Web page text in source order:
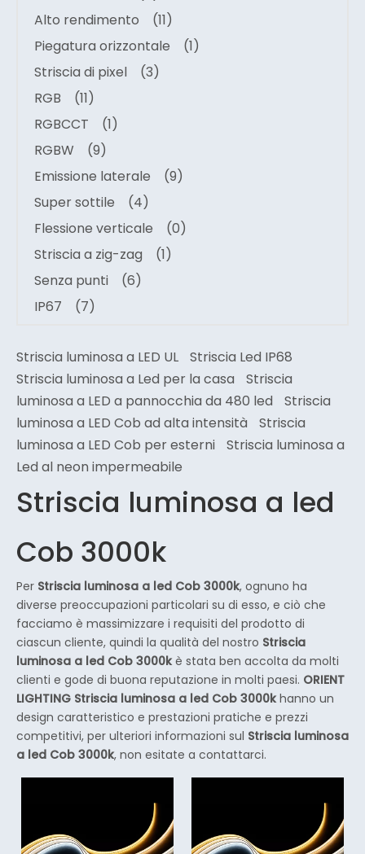
Alto rendimento
(11)
Piegatura orizzontale
(1)
Striscia di pixel
(3)
RGB
(11)
RGBCCT
(1)
RGBW
(9)
Emissione laterale
(9)
Super sottile
(4)
Flessione verticale
(0)
Striscia a zig-zag
(1)
Senza punti
(6)
IP67
(7)
Striscia luminosa a LED UL
Striscia Led IP68
Striscia luminosa a Led per la casa
Striscia
luminosa a LED a pannocchia da 480 led
Striscia
luminosa a LED Cob ad alta intensità
Striscia
luminosa a LED Cob per esterni
Striscia luminosa a
Led al neon impermeabile
Striscia luminosa a led
Cob 3000k
Per Striscia luminosa a led Cob 3000k, ognuno ha
diverse preoccupazioni particolari su di esso, e ciò che
facciamo è massimizzare i requisiti del prodotto di
ciascun cliente, quindi la qualità del nostro Striscia
luminosa a led Cob 3000kè stata ben accolta da molti
clienti e gode di buona reputazione in molti paesi. ORIENT
LIGHTING Striscia luminosa a led Cob 3000khanno un
design caratteristico e prestazioni pratiche e prezzi
competitivi, per ulteriori informazioni sul Striscia luminosa
a led Cob 3000k, non esitate a contattarci.